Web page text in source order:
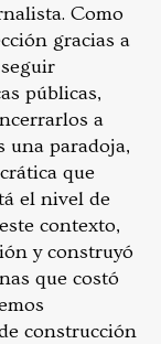
Como
gracias a
públicas,
a
una paradoja,
que
el nivel de
contexto,
y construyó
que costó
construcción